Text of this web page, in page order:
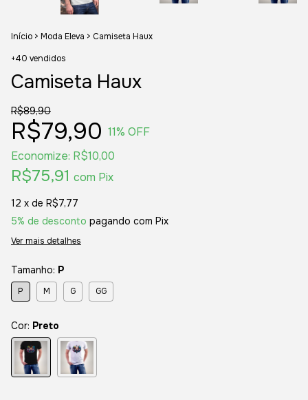
Início > Moda Eleva > Camiseta Haux
+40 vendidos
Camiseta Haux
R$89,90
R$79,90 11% OFF
Economize: R$10,00
R$75,91 com Pix
12 x de R$7,77
5% de desconto pagando com Pix
Ver mais detalhes
Tamanho: P
P M G GG
Cor: Preto